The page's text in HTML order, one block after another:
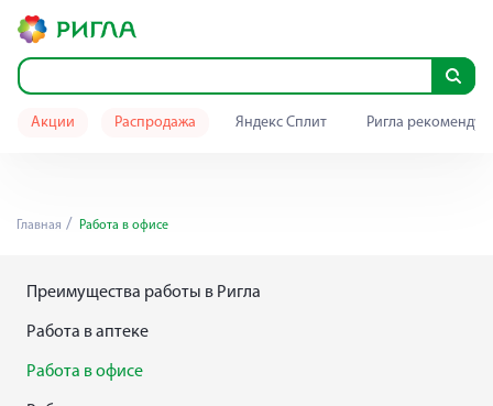
Акции Распродажа Яндекс Сплит Ригла
Главная Работа в офисе
Преимущества работы в Ригла
Работа в аптеке
Работа в офисе